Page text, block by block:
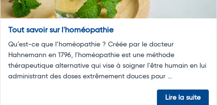
Tout savoir sur l'homéopathie
Qu’est-ce que l’homéopathie ? Créée par le docteur
Hahnemann en 1796, l'homéopathie est une méthode
thérapeutique alternative qui vise à soigner l'être humain en lui
administrant des doses extrêmement douces pour ...
Lire la suite